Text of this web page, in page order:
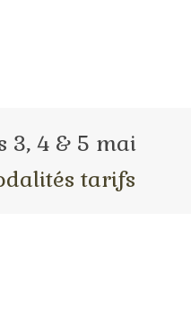
3, 4 & 5
tarifs